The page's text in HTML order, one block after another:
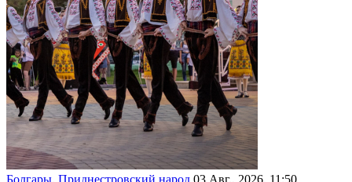
Болгары. Приднестровский народ 03 Авг., 2026, 11:50